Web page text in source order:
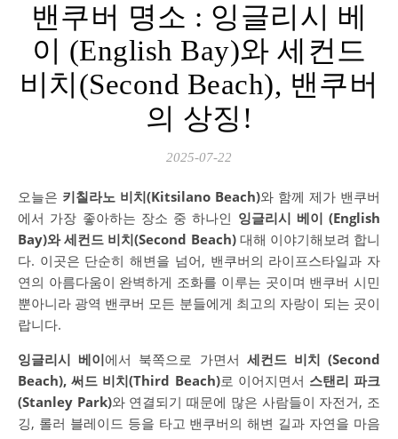
밴쿠버 명소 : 잉글리시 베
이 (English Bay)와 세컨드
비치(Second Beach), 밴쿠버
의 상징!
2025-07-22
오늘은 키칠라노 비치(Kitsilano Beach)와 함께 제가 밴쿠버
에서 가장 좋아하는 장소 중 하나인 잉글리시 베이 (English
Bay)와 세컨드 비치(Second Beach)대해 이야기해보려 합니
다. 이곳은 단순히 해변을 넘어, 밴쿠버의 라이프스타일과 자
연의 아름다움이 완벽하게 조화를 이루는 곳이며 밴쿠버 시민
뿐아니라 광역 밴쿠버 모든 분들에게 최고의 자랑이 되는 곳이
랍니다.
잉글리시 베이에서 북쪽으로 가면서 세컨드 비치 (Second
Beach), 써드 비치(Third Beach)로 이어지면서 스탠리 파크
(Stanley Park)와 연결되기 때문에 많은 사람들이 자전거, 조
깅, 롤러 블레이드 등을 타고 밴쿠버의 해변 길과 자연을 마음